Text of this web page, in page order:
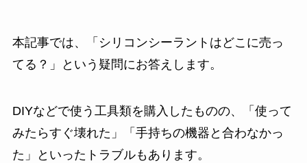
本記事では、「シリコンシーラントはどこに売っ
てる？」という疑問にお答えします。
DIYなどで使う工具類を購入したものの、「使って
みたらすぐ壊れた」「手持ちの機器と合わなかっ
た」といったトラブルもあります。